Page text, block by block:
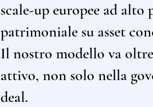
scale-up europee ad
patrimoniale su asset
Il nostro modello va
attivo, non solo nella
deal.